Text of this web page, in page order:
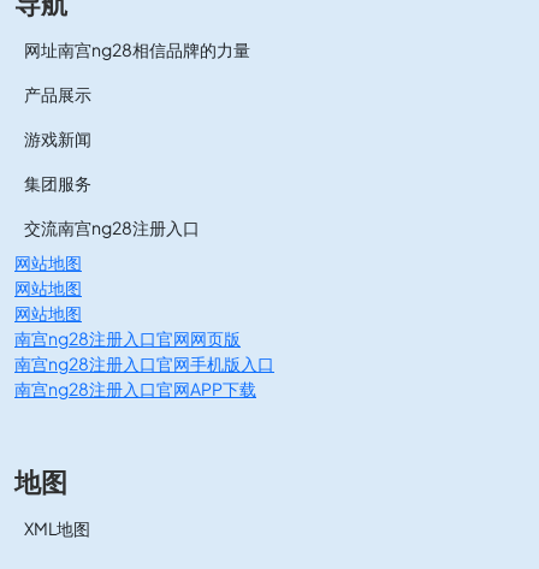
网址南宫ng28相信品牌的力量
产品展示
游戏新闻
集团服务
交流南宫ng28注册入口
网站地图
网站地图
网站地图
南宫ng28注册入口官网网页版
南宫ng28注册入口官网手机版入口
南宫ng28注册入口官网APP下载
地图
XML地图